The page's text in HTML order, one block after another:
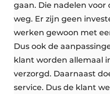
gaan. Die nadelen
weg. Er zijn geen
werken gewoon met
Dus ook de
klant worden allemaal
verzorgd. Daarnaast
service. Dus de klant